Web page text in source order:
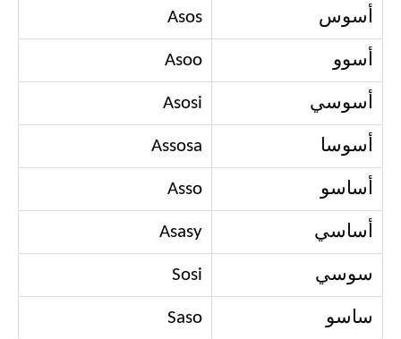
أسوس Asos
أسوو Asoo
أسوسي Asosi
أسوسا Assosa
أساسو Asso
أساسي Asasy
سوسي Sosi
ساسو Saso